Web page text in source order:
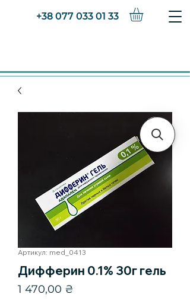
+38 077 033 01 33
Артикул: med_0413
Дифферин 0.1% 30г гель
1 470,00 ₴